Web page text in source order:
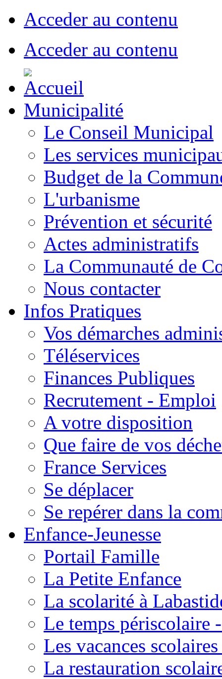
Acceder au contenu
Acceder au contenu
Municipalité
Le Conseil Municipal
Les services
Budget de la
L'urbanisme
Prévention et sécurité
Actes administratifs
La Communauté de
Nous contacter
Infos Pratiques
Vos démarches
Téléservices
Finances Publiques
Recrutement - Emploi
A votre disposition
Que faire de vos
France Services
Se déplacer
Se repérer dans la
Enfance-Jeunesse
Portail Famille
La Petite Enfance
La scolarité à
Le temps périscolaire
Les vacances
La restauration